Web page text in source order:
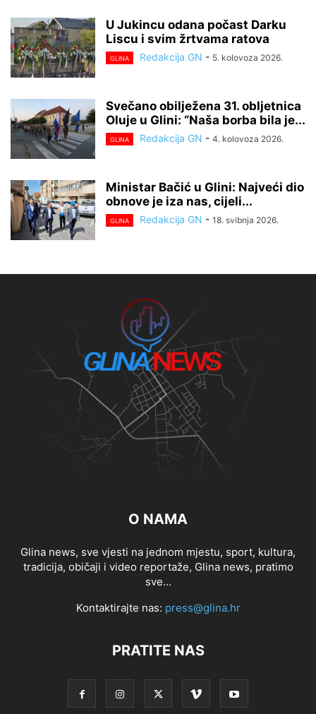
U Jukincu odana počast Darku
Liscu i svim žrtvama ratova
GLINA Redakcija GN - 5. kolovoza 2026.
Svečano obilježena 31. obljetnica
Oluje u Glini: “Naša borba bila je...
GLINA Redakcija GN - 4. kolovoza 2026.
Ministar Bačić u Glini: Najveći dio
obnove je iza nas, cijeli...
GLINA Redakcija GN - 18. svibnja 2026.
O NAMA
Glina news, sve vjesti na jednom mjestu, sport, kultura,
tradicija, običaji i video reportaže, Glina news, pratimo
sve...
Kontaktirajte nas: press@glina.hr
PRATITE NAS